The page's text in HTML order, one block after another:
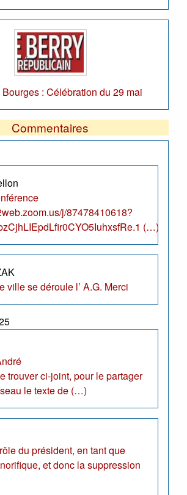
: Célébration du 29 mai
Commentaires
j/87478410618?
(…)
ville se déroule l’ A.G. Merci
trouver ci-joint, pour le partager
le texte de (…)
du président, en tant que
et donc la suppression